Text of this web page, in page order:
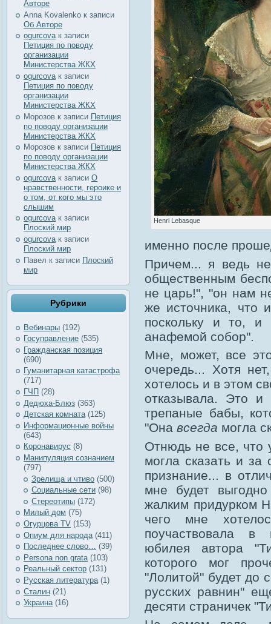
Авторе
Anna Kovalenko к записи
Об Авторе
ogurcovaк записи
Петиция по поводу
организации
Министерства ЖКХ
ogurcova к записи
Петиция по поводу
организации
Министерства ЖКХ
Морозов к записи Петиция
по поводу организации
Министерства ЖКХ
Морозов к записи Петиция
по поводу организации
Министерства ЖКХ
ogurcova к записи О
нравственности, героике и
о том, от кого мы это
слышим
ogurcovaк записи
Плоский мир
ogurcova к записи
Плоский мир
Павел к записи Плоский
мир
Рубрики
Вебинары (192)
Госуправление (535)
Гражданская позиция
(690)
Гуманитарная катастрофа
(717)
ГЧП (28)
Дедюха-Блюз (363)
Детская комната(125)
Информационные войны
(643)
Коронавирус (8)
Манипуляция сознанием
(797)
Зрелища и чтиво (500)
Социальные сети (98)
Стереотипы (172)
Милый дом (75)
Огурцова TV (153)
Опиум для народа (411)
Последнее слово… (39)
Рersona non grata (103)
Реальный сектор (131)
Русская литература (1)
Сталин (21)
Украина(16)
Henri Lebasque
именно после
Причем... я ведь
общественным
не царь!", "он нам
же источника, что
поскольку и то, и
анафемой собор".
Мне, может, все
очередь... Хотя
хотелось и в этом
отказывала. Это и
трепаные бабы,
"Она всегда могла
Отнюдь не все, что
могла сказать и
признание... в
мне будет
жалким придурком
чего мне
поучаствовала в
юбилея автора
которого мог
"Лолитой" будет до
русских равнин"
десяти страничек